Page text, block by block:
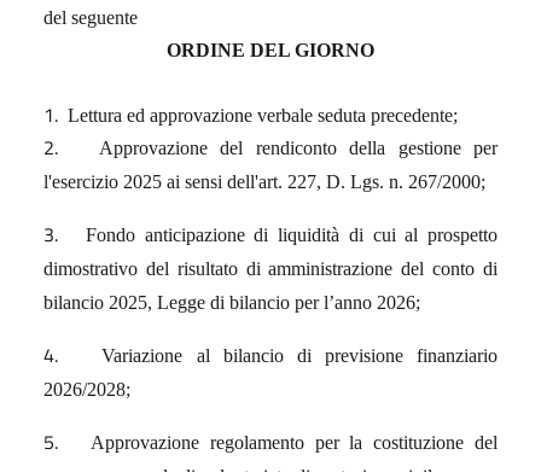
del seguente
ORDINE DEL GIORNO
1. Lettura ed approvazione verbale seduta precedente;
2.
Approvazione del rendiconto della gestione per
l'esercizio 2025 ai sensi dell'art. 227, D. Lgs. n. 267/2000;
3.
Fondo anticipazione di liquidità di cui al prospetto
dimostrativo del risultato di amministrazione del conto di
bilancio 2025, Legge di bilancio per l’anno 2026;
4.
Variazione al bilancio di previsione finanziario
2026/2028;
5.
Approvazione regolamento per la costituzione del